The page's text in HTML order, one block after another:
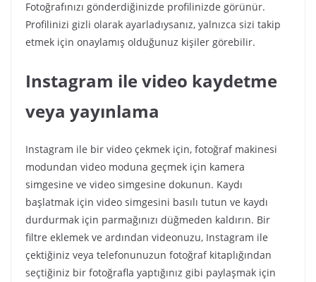
Fotoğrafınızı gönderdiğinizde profilinizde görünür.
Profilinizi gizli olarak ayarladıysanız, yalnızca sizi takip
etmek için onaylamış olduğunuz kişiler görebilir.
Instagram ile video kaydetme
veya yayınlama
Instagram ile bir video çekmek için, fotoğraf makinesi
modundan video moduna geçmek için kamera
simgesine ve video simgesine dokunun. Kaydı
başlatmak için video simgesini basılı tutun ve kaydı
durdurmak için parmağınızı düğmeden kaldırın. Bir
filtre eklemek ve ardından videonuzu, Instagram ile
çektiğiniz veya telefonunuzun fotoğraf kitaplığından
seçtiğiniz bir fotoğrafla yaptığınız gibi paylaşmak için